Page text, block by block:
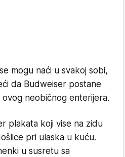
mogu naći u svakoj sobi,
da Budweiser postane
neobičnog enterijera.
plakata koji vise na zidu
pri ulaska u kuću.
u susretu sa